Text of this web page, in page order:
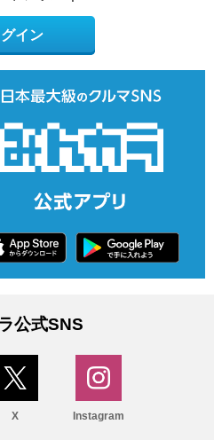
グイン
公式SNS
X Instagram